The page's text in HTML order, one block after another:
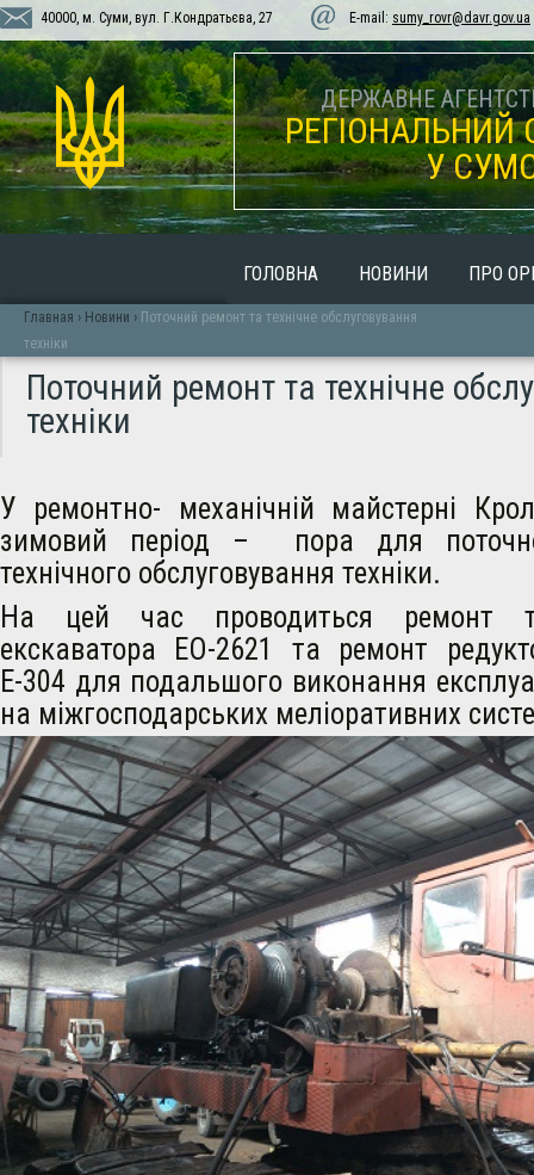
40000, м. Суми, вул. Г.Кондратьєва, 27 E-mail: sumy_rovr@davr.gov.ua
ДЕРЖАВНЕ
РЕГІОНАЛЬНИЙ
У
ГОЛОВНА НОВИНИ ПРО
Главная › Новини › Поточний ремонт та технічне обслуговування
техніки
Поточний ремонт та технічне
техніки
У ремонтно- механічній майстерні
зимовий період – пора для
технічного обслуговування техніки.
На цей час проводиться ремонт
екскаватора ЕО-2621 та ремонт
Е-304 для подальшого виконання
на міжгосподарських меліоративних